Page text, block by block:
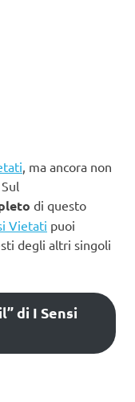
, ma ancora non
di questo
Vietati puoi
degli altri singoli
di I Sensi